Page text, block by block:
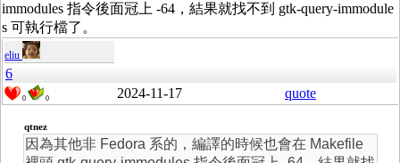
immodules 指令後面冠上 -64，結果就找不到 gtk-query-immodule
s 可執行檔了。
eliu
6
0 0 2024-11-17 quote
qtnez
因為其他非 Fedora 系的，編譯的時候也會在 Makefile